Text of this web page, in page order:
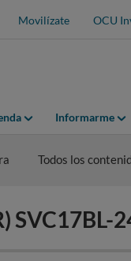
Movilízate OCU
Informarme
Todos los
SVC17BL-